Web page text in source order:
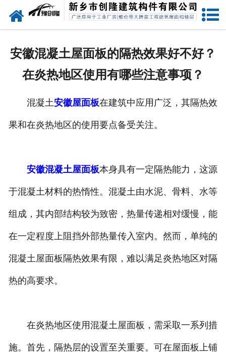
网站首页
成功案例
联系我们
安徽混凝土屋面板的隔热效果好不好？
在炎热地区使用有哪些注意事项？
混凝土安徽屋面板在建筑中应用广泛，其隔热效
果和在炎热地区的使用要点备受关注。
安徽混凝土屋面板本身具有一定隔热能力，这源
于混凝土材料的热惰性。混凝土由水泥、骨料、水等
组成，其内部结构较为致密，热量传递相对缓慢，能
在一定程度上阻挡外部热量传入室内。然而，单纯的
混凝土屋面板隔热效果有限，难以满足炎热地区对隔
热的高要求。
在炎热地区使用混凝土屋面板，需采取一系列措
施。首先，隔热层的设置至关重要。可在屋面板上铺